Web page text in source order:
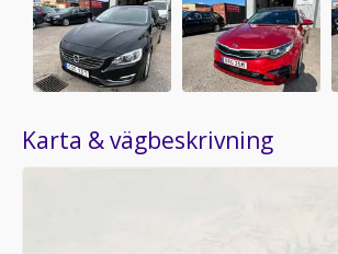
Karta & vägbeskrivning